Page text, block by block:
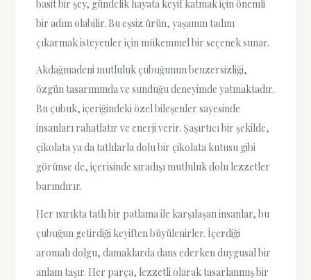
basit bir şey, gündelik hayata keyif katmak için önemli
bir adım olabilir. Bu eşsiz ürün, yaşamın tadını
çıkarmak isteyenler için mükemmel bir seçenek sunar.
Akdağmadeni mutluluk çubuğunun benzersizliği,
özgün tasarımında ve sunduğu deneyimde yatmaktadır.
Bu çubuk, içeriğindeki özel bileşenler sayesinde
insanları rahatlatır ve enerji verir. Şaşırtıcı bir şekilde,
çikolata ya da tatlılarla dolu bir çikolata kutusu gibi
görünse de, içerisinde sıradışı mutluluk dolu lezzetler
barındırır.
Her ısırıkta tatlı bir patlama ile karşılaşan insanlar, bu
çubuğun getirdiği keyiften büyülenirler. İçerdiği
aromalı dolgu, damaklarda dans ederken duygusal bir
anlam taşır. Her parça, lezzetli olarak tasarlanmış bir